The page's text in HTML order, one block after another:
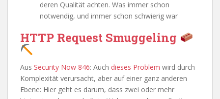
deren Qualität achten. Was immer schon
notwendig, und immer schon schwierig war
HTTP Request Smuggeling
Aus Security Now 846: Auch dieses Problem wird durch
Komplexität verursacht, aber auf einer ganz anderen
Ebene: Hier geht es darum, dass zwei oder mehr